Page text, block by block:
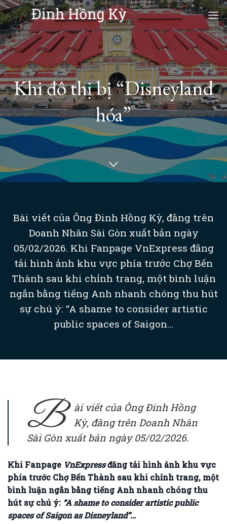
Skip
to
content
Khi đô thị bị “Disneyland
hóa”
Bài viết của Ông Đinh Hồng Kỳ, đăng trên
Doanh Nhân Sài Gòn xuất bản ngày
05/02/2026. Khi Fanpage VnExpress đăng
tải hình ảnh khu vực phía trước Chợ Bến
Thành sau khi chỉnh trang, một bình luận
ngắn bằng tiếng Anh nhanh chóng thu hút
sự chú ý: “A shame to consider artistic
public spaces of Saigon...
B
ài viết của Ông Đinh Hồng
Kỳ, đăng trên Doanh Nhân
Sài Gòn xuất bản ngày 05/02/2026.
Khi Fanpage VnExpressđăng tải hình ảnh khu vực
phía trước Chợ Bến Thành sau khi chỉnh trang, một
bình luận ngắn bằng tiếng Anh nhanh chóng thu
hút sự chú ý: “A shame to consider artistic public
spaces of Saigon as Disneyland”…